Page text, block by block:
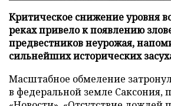
Критическое снижение уровня
реках привело к появлению
предвестников неурожая,
сильнейших исторических
Масштабное обмеление
в федеральной земле Саксония,